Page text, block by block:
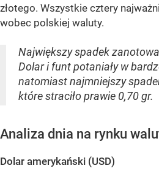
złotego. Wszystkie cztery
wobec polskiej waluty.
Największy spadek
Dolar i funt potaniały w
natomiast najmniejszy
które straciło prawie 0,70 gr.
Analiza dnia na rynku
Dolar amerykański (USD)